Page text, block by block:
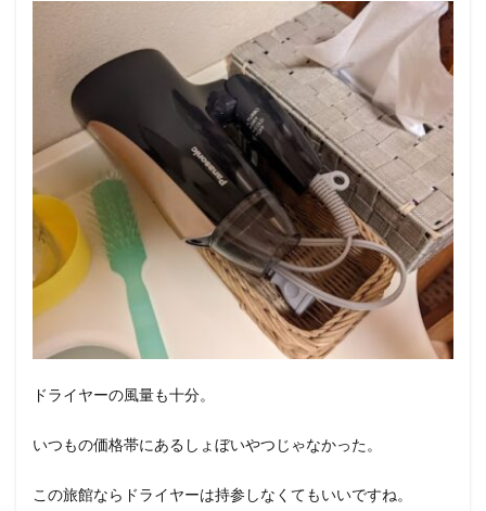
ドライヤーの風量も十分。
いつもの価格帯にあるしょぼいやつじゃなかった。
この旅館ならドライヤーは持参しなくてもいいですね。